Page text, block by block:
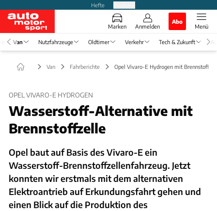
Hefte
Marken Anmelden
Abo
Menü
Van Nutzfahrzeuge Oldtimer Verkehr Tech & Zukunft
Van Fahrberichte Opel Vivaro-E Hydrogen mit
OPEL VIVARO-E HYDROGEN
Wasserstoff-Alternative mit
Brennstoffzelle
Opel baut auf Basis des Vivaro-E ein
Wasserstoff-Brennstoffzellenfahrzeug. Jetzt
konnten wir erstmals mit dem alternativen
Elektroantrieb auf Erkundungsfahrt gehen und
einen Blick auf die Produktion des